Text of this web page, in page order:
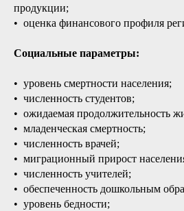
продукции;
• оценка финансового профиля
Социальные параметры:
• уровень смертности населения;
• численность студентов;
• ожидаемая продолжительность
• младенческая смертность;
• численность врачей;
• миграционный прирост
• численность учителей;
• обеспеченность дошкольным
• уровень бедности;